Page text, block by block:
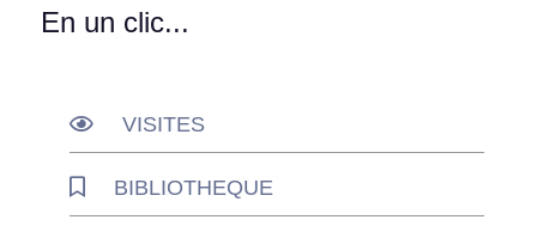
En un clic...
VISITES
BIBLIOTHEQUE